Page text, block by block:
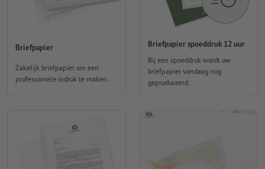
Briefpapier
Zakelijk briefpapier om een
professionele indruk te maken.
Briefpapier spoeddruk 12 uur
Bij een spoeddruk wordt uw
briefpapier vandaag nog
geproduceerd.